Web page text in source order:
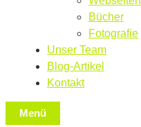
Bücher
Fotografie
Unser Team
Blog-Artikel
Kontakt
Menü